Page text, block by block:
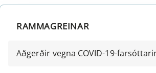
RAMMAGREINAR
Aðgerðir vegna COVID-19-